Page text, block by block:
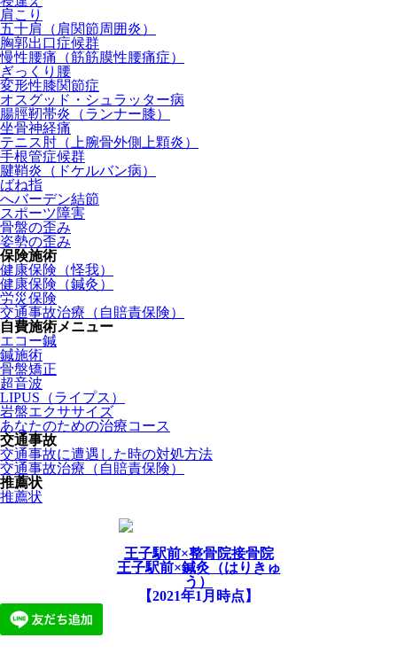
肩こり
五十肩（肩関節周囲炎）
胸郭出口症候群
慢性腰痛（筋筋膜性腰痛症）
ぎっくり腰
変形性膝関節症
オスグッド・シュラッター病
腸脛靭帯炎（ランナー膝）
坐骨神経痛
テニス肘（上腕骨外側上顆炎）
手根管症候群
腱鞘炎（ドケルバン病）
ばね指
へバーデン結節
スポーツ障害
骨盤の歪み
姿勢の歪み
保険施術
健康保険（怪我）
健康保険（鍼灸）
労災保険
交通事故治療（自賠責保険）
自費施術メニュー
エコー鍼
鍼施術
骨盤矯正
超音波
LIPUS（ライプス）
岩盤エクササイズ
あなたのための治療コース
交通事故
交通事故に遭遇した時の対処方法
交通事故治療（自賠責保険）
推薦状
推薦状
王子駅前×整骨院接骨院
王子駅前×鍼灸（はりきゅ
う）
【2021年1月時点】